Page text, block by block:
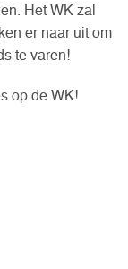
Het WK zal
er naar uit om
te varen!
op de WK!